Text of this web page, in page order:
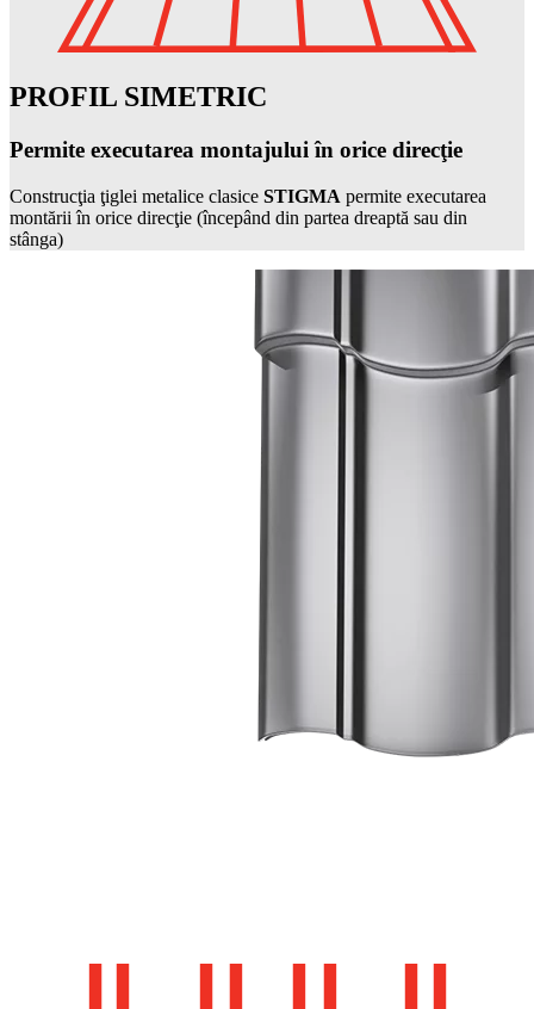
PROFIL SIMETRIC
Permite executarea montajului în orice direcţie
Construcţia ţiglei metalice clasice STIGMA permite executarea
montării în orice direcţie (începând din partea dreaptă sau din
stânga)